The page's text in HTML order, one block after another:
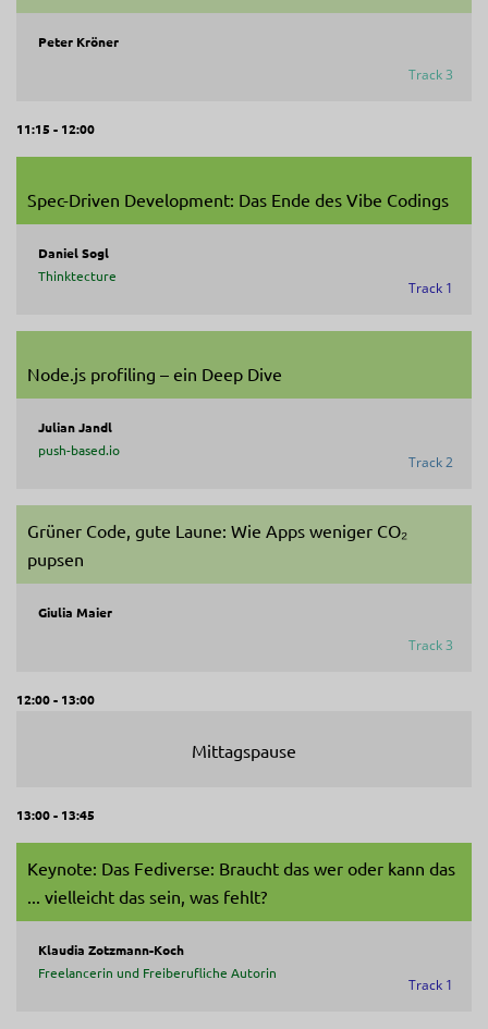
Peter Kröner
Track 3
11:15 - 12:00
Spec-Driven Development: Das Ende des Vibe Codings
Daniel Sogl
Thinktecture
Track 1
Node.js profiling – ein Deep Dive
Julian Jandl
push-based.io
Track 2
Grüner Code, gute Laune: Wie Apps weniger CO₂
pupsen
Giulia Maier
Track 3
12:00 - 13:00
Mittagspause
13:00 - 13:45
Keynote: Das Fediverse: Braucht das wer oder kann das
... vielleicht das sein, was fehlt?
Klaudia Zotzmann-Koch
Freelancerin und Freiberufliche Autorin
Track 1